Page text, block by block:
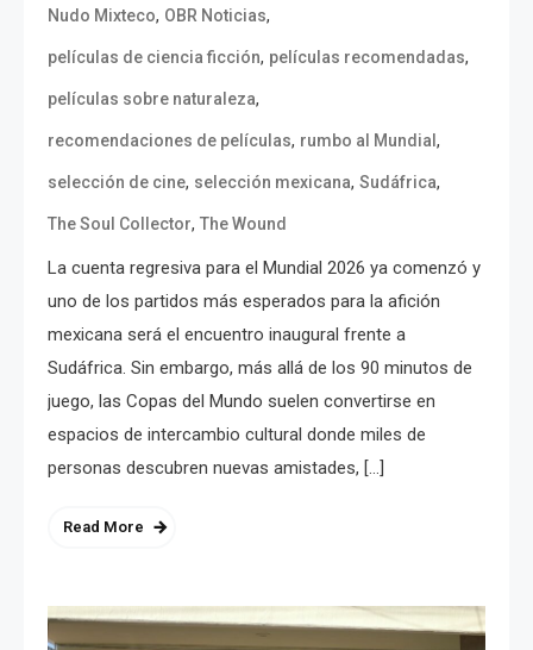
Nudo Mixteco, OBR Noticias,
películas de ciencia ficción, películas recomendadas,
películas sobre naturaleza,
recomendaciones de películas, rumbo al Mundial ,
selección de cine, selección mexicana, Sudáfrica,
The Soul Collector, The Wound
La cuenta regresiva para el Mundial 2026 ya comenzó y
uno de los partidos más esperados para la afición
mexicana será el encuentro inaugural frente a
Sudáfrica. Sin embargo, más allá de los 90 minutos de
juego, las Copas del Mundo suelen convertirse en
espacios de intercambio cultural donde miles de
personas descubren nuevas amistades, […]
Read More